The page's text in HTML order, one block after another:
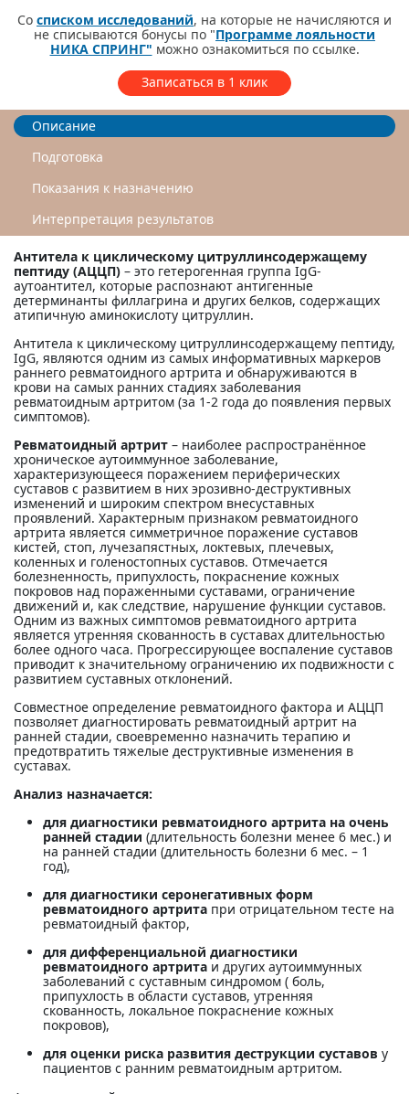
Со списком исследований, на которые не начисляются и
не списываются бонусы по "Программе лояльности
НИКА СПРИНГ" можно ознакомиться по ссылке.
Записаться в 1 клик
Описание
Подготовка
Показания к назначению
Интерпретация результатов
Антитела к циклическому цитруллинсодержащему
пептиду (АЦЦП) – это гетерогенная группа IgG-
аутоантител, которые распознают антигенные
детерминанты филлагрина и других белков, содержащих
атипичную аминокислоту цитруллин.
Антитела к циклическому цитруллинсодержащему пептиду,
IgG, являются одним из самых информативных маркеров
раннего ревматоидного артрита и обнаруживаются в
крови на самых ранних стадиях заболевания
ревматоидным артритом (за 1-2 года до появления первых
симптомов).
Ревматоидный артрит – наиболее распространённое
хроническое аутоиммунное заболевание,
характеризующееся поражением периферических
суставов с развитием в них эрозивно-деструктивных
изменений и широким спектром внесуставных
проявлений. Характерным признаком ревматоидного
артрита является симметричное поражение суставов
кистей, стоп, лучезапястных, локтевых, плечевых,
коленных и голеностопных суставов. Отмечается
болезненность, припухлость, покраснение кожных
покровов над пораженными суставами, ограничение
движений и, как следствие, нарушение функции суставов.
Одним из важных симптомов ревматоидного артрита
является утренняя скованность в суставах длительностью
более одного часа. Прогрессирующее воспаление суставов
приводит к значительному ограничению их подвижности с
развитием суставных отклонений.
Совместное определение ревматоидного фактора и АЦЦП
позволяет диагностировать ревматоидный артрит на
ранней стадии, своевременно назначить терапию и
предотвратить тяжелые деструктивные изменения в
суставах.
Анализ назначается:
для диагностики ревматоидного артрита на очень
ранней стадии (длительность болезни менее 6 мес.) и
на ранней стадии (длительность болезни 6 мес. – 1
год),
для диагностики серонегативных форм
ревматоидного артрита при отрицательном тесте на
ревматоидный фактор,
для дифференциальной диагностики
ревматоидного артрита и других аутоиммунных
заболеваний с суставным синдромом ( боль,
припухлость в области суставов, утренняя
скованность, локальное покраснение кожных
покровов),
для оценки риска развития деструкции суставов у
пациентов с ранним ревматоидным артритом.